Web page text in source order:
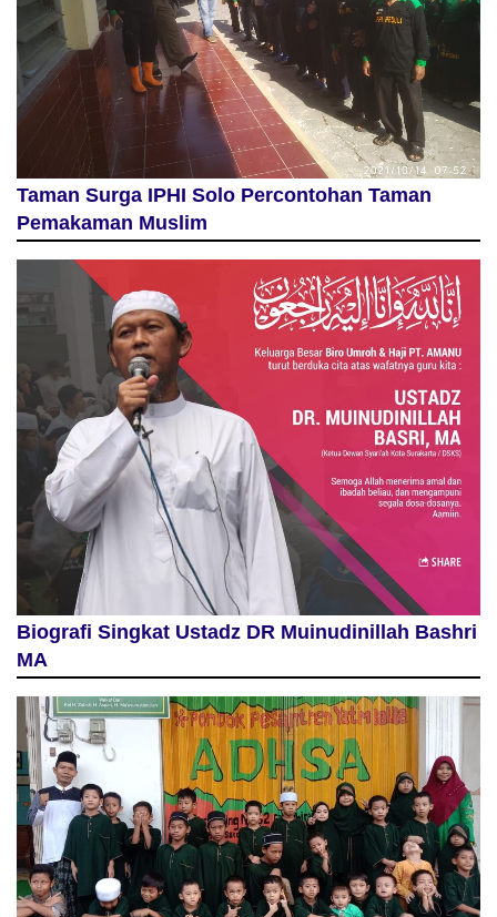
Taman Surga IPHI Solo Percontohan Taman
Pemakaman Muslim
Biografi Singkat Ustadz DR Muinudinillah Bashri
MA